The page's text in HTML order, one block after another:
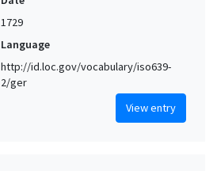
1729
Language
http://id.loc.gov/vocabulary/iso639-
2/ger
View entry